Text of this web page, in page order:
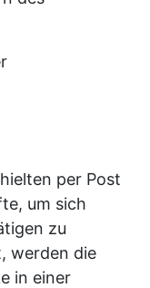
per Post
um sich
zu
werden die
in einer